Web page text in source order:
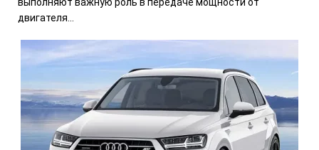
двигателя...